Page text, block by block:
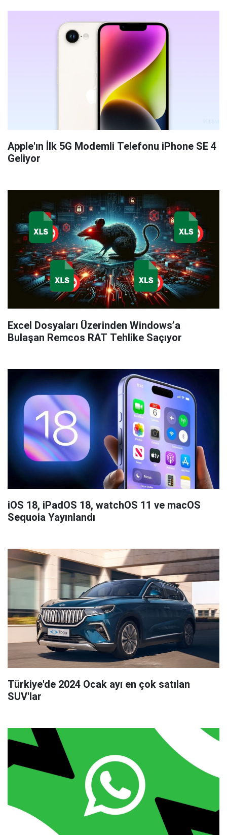
Apple'ın İlk 5G Modemli Telefonu iPhone SE 4
Geliyor
Excel Dosyaları Üzerinden Windows’a
Bulaşan Remcos RAT Tehlike Saçıyor
iOS 18, iPadOS 18, watchOS 11 ve macOS
Sequoia Yayınlandı
Türkiye'de 2024 Ocak ayı en çok satılan
SUV'lar